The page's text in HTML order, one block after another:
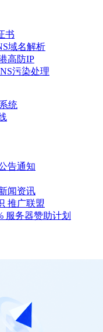
书
域名解析
高防IP
污染处理
统
告通知
闻资讯
推广联盟
服务器赞助计划